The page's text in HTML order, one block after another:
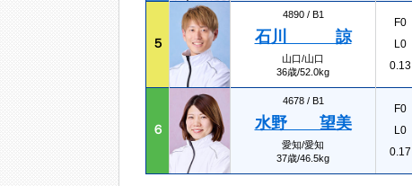
５
4890 / B1
石川 諒
山口/山口
36歳/52.0kg
F0
L0
0.13
６
4678 / B1
水野 望美
愛知/愛知
37歳/46.5kg
F0
L0
0.17